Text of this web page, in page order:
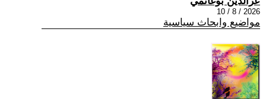
2026 / 8 / 10
مواضيع وابحاث سياسية